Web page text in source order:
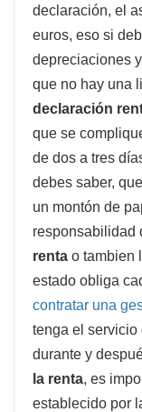
declaración, el
euros, eso si
depreciaciones
que no hay una
declaración
que se
de dos a tres
debes saber,
un montón de
responsabilidad
renta o tambien
estado obliga
contratar una
tenga el servicio
durante y
la renta, es
establecido por